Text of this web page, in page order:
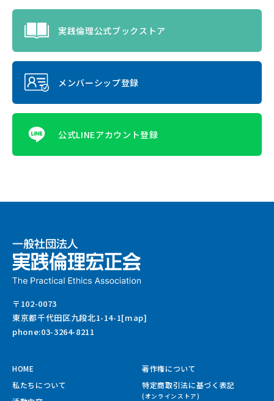
実践倫理公式ブックストア
メンバーシップ登録
公式LINEアカウント登録
〒102-0073
東京都千代田区九段北1-14-1[map]
phone:03-3264-8211
HOME
私たちについて
著作権について
特定商取引法に基づく表記
(オンラインストア)